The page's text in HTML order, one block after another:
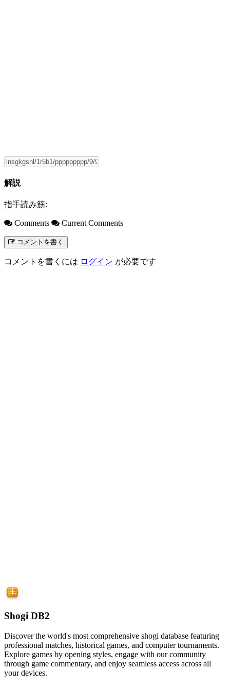
解説
指手読み筋:
Comments Current Comments
コメントを書く
コメントを書くには ログイン が必要です
Shogi DB2
Discover the world's most comprehensive shogi database featuring
professional matches, historical games, and computer tournaments.
Explore games by opening styles, engage with our community
through game commentary, and enjoy seamless access across all
your devices.